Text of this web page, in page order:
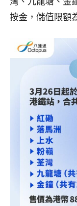
按金，儲值限額